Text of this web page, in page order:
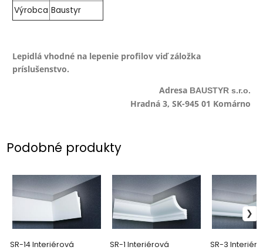
Výrobca Baustyr
Lepidlá vhodné na lepenie profilov viď záložka
príslušenstvo.
Adresa BAUSTYR s.r.o.
Hradná 3, SK-945 01 Komárno
Podobné produkty
SR-14 Interiérová
SR-1 Interiérová
SR-3